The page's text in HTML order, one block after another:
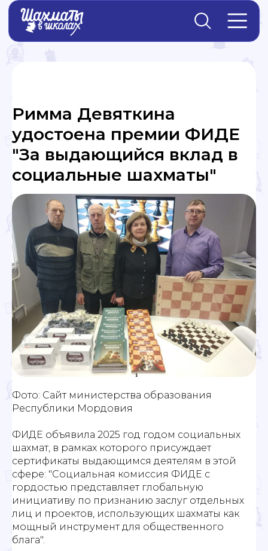
Римма Девяткина
удостоена премии ФИДЕ
"За выдающийся вклад в
социальные шахматы"
Фото: Сайт министерства образования
Республики Мордовия
ФИДЕ объявила 2025 год годом социальных
шахмат, в рамках которого присуждает
сертификаты выдающимся деятелям в этой
сфере: "Социальная комиссия ФИДЕ с
гордостью представляет глобальную
инициативу по признанию заслуг отдельных
лиц и проектов, использующих шахматы как
мощный инструмент для общественного
блага".